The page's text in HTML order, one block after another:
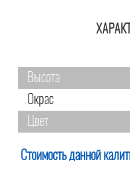
Высота
Окрас
Цвет
Стоимость данной